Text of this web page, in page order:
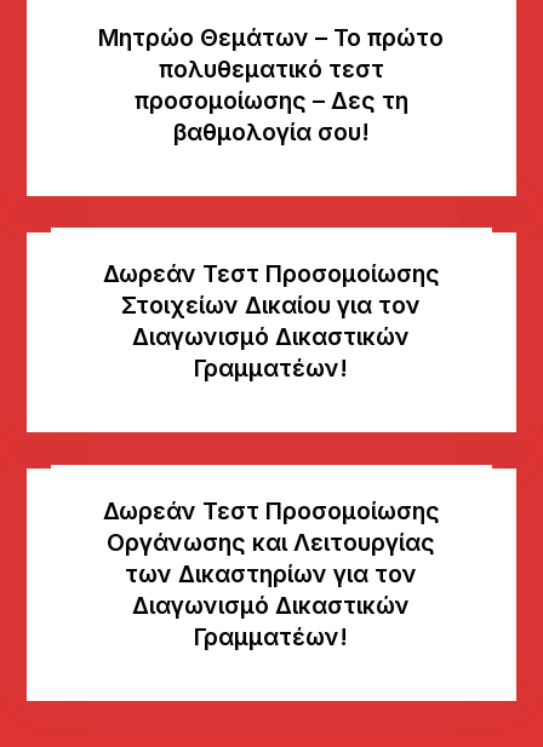
Μητρώο Θεμάτων – Το πρώτο
πολυθεματικό τεστ
προσομοίωσης – Δες τη
βαθμολογία σου!
Δωρεάν Τεστ Προσομοίωσης
Στοιχείων Δικαίου για τον
Διαγωνισμό Δικαστικών
Γραμματέων!
Δωρεάν Τεστ Προσομοίωσης
Οργάνωσης και Λειτουργίας
των Δικαστηρίων για τον
Διαγωνισμό Δικαστικών
Γραμματέων!